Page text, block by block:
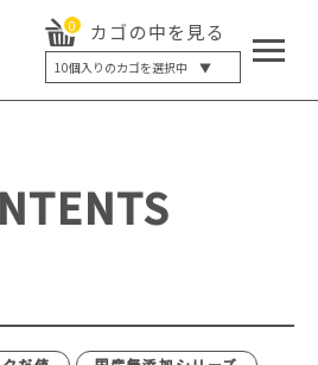
0 カゴの中を見る
10個入りのカゴを選択中 ▼
5個入り
20個入り
最大12%OFF